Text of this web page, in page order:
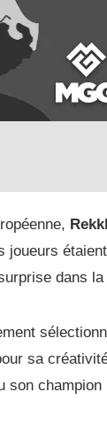
joueurs
dans la
sa
son